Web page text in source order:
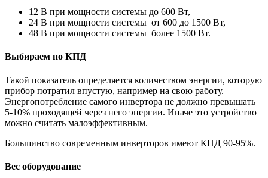
12 В при мощности системы до 600 Вт,
24 В при мощности системы от 600 до 1500 Вт,
48 В при мощности системы более 1500 Вт.
Выбираем по КПД
Такой показатель определяется количеством энергии, которую
прибор потратил впустую, например на свою работу.
Энергопотребление самого инвертора не должно превышать
5-10% проходящей через него энергии. Иначе это устройство
можно считать малоэффективным.
Большинство современным инверторов имеют КПД 90-95%.
Вес оборудование